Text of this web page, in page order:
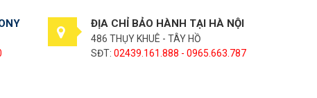
ĐỊA CHỈ BẢO HÀNH TẠI HÀ NỘI
486 THỤY KHUÊ - TÂY HỒ
SĐT: 02439.161.888 - 0965.663.787